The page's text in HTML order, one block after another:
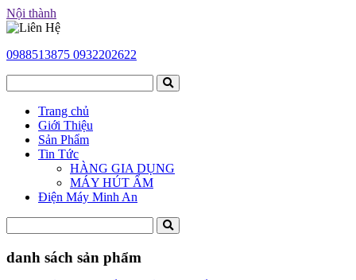
Nội thành
0988513875 0932202622
Trang chủ
Giới Thiệu
Sản Phẩm
Tin Tức
HÀNG GIA DỤNG
MÁY HÚT ẨM
Điện Máy Minh An
danh sách sản phẩm